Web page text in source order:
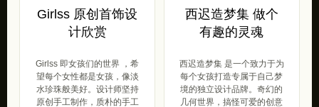
Girlss 原创首饰设
计欣赏
Girlss 即女孩们的世界 ，希
望每个女性都是女孩，像淡
水珍珠般美好。设计师坚持
原创手工制作，质朴的手工
西迟造梦集 做个
有趣的灵魂
西迟造梦集 是一个致力于为
每个女孩打造专属于自己梦
境的独立设计品牌。奇幻的
几何世界，搞怪可爱的创意